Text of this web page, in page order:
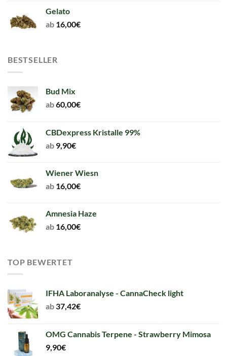
Gelato
ab 16,00€
BESTSELLER
Bud Mix
ab60,00€
CBDexpress Kristalle 99%
ab 9,90€
Wiener Wiesn
ab 16,00€
Amnesia Haze
ab 16,00€
TOP BEWERTET
IFHA Laboranalyse - CannaCheck light
ab 37,42€
OMG Cannabis Terpene - Strawberry Mimosa
9,90€